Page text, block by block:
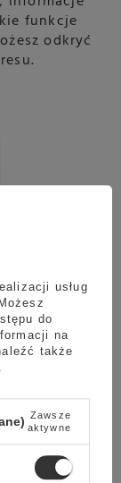
funkcje
odkryć
czas
z
usług
do
na
także
.
Zawsze
aktywne